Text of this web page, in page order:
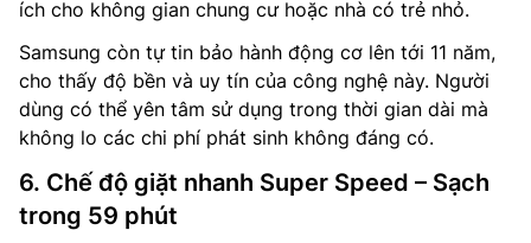
ích cho không gian chung cư hoặc nhà có trẻ nhỏ.
Samsung còn tự tin bảo hành động cơ lên tới 11 năm,
cho thấy độ bền và uy tín của công nghệ này. Người
dùng có thể yên tâm sử dụng trong thời gian dài mà
không lo các chi phí phát sinh không đáng có.
6. Chế độ giặt nhanh Super Speed – Sạch
trong 59 phút